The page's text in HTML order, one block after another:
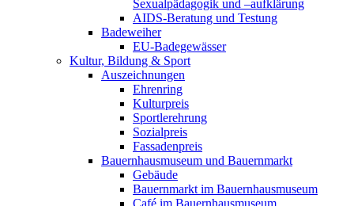
Sexualpädagogik und –aufklärung
AIDS-Beratung und Testung
Badeweiher
EU-Badegewässer
Kultur, Bildung & Sport
Auszeichnungen
Ehrenring
Kulturpreis
Sportlerehrung
Sozialpreis
Fassadenpreis
Bauernhausmuseum und Bauernmarkt
Gebäude
Bauernmarkt im Bauernhausmuseum
Café im Bauernhausmuseum